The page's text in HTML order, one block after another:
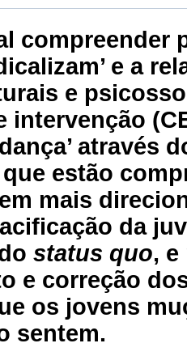
compreender
e a
e
intervenção
através
estão
mais
da
status quo, e
e correção
os jovens
sentem.